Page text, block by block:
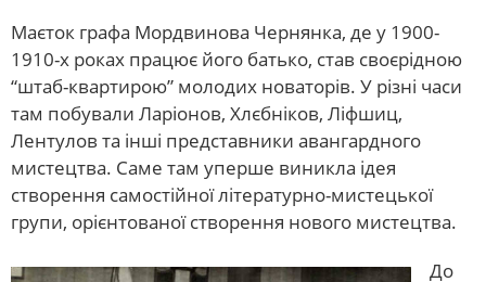
Маєток графа Мордвинова Чернянка, де у 1900-
1910-х роках працює його батько, став своєрідною
“штаб-квартирою” молодих новаторів. У різні часи
там побували Ларіонов, Хлєбніков, Ліфшиц,
Лентулов та інші представники авангардного
мистецтва. Саме там уперше виникла ідея
створення самостійної літературно-мистецької
групи, орієнтованої створення нового мистецтва.
До